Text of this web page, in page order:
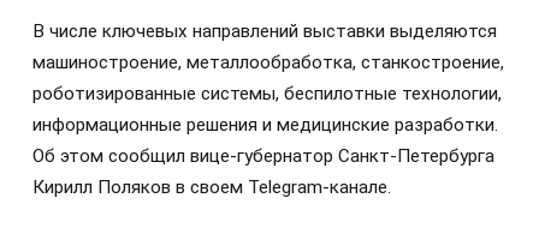
В числе ключевых направлений выставки выделяются
машиностроение, металлообработка, станкостроение,
роботизированные системы, беспилотные технологии,
информационные решения и медицинские разработки.
Об этом сообщил вице-губернатор Санкт-Петербурга
Кирилл Поляков в своем Telegram-канале.